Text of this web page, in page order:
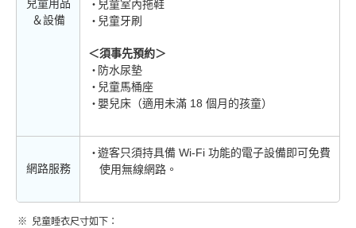
兒童用品
＆設備
兒童室內拖鞋
兒童牙刷
＜須事先預約＞
防水尿墊
兒童馬桶座
嬰兒床（適用未滿 18 個月的孩童）
網路服務
遊客只須持具備 Wi-Fi 功能的電子設備即可免費
使用無線網路。
兒童睡衣尺寸如下：